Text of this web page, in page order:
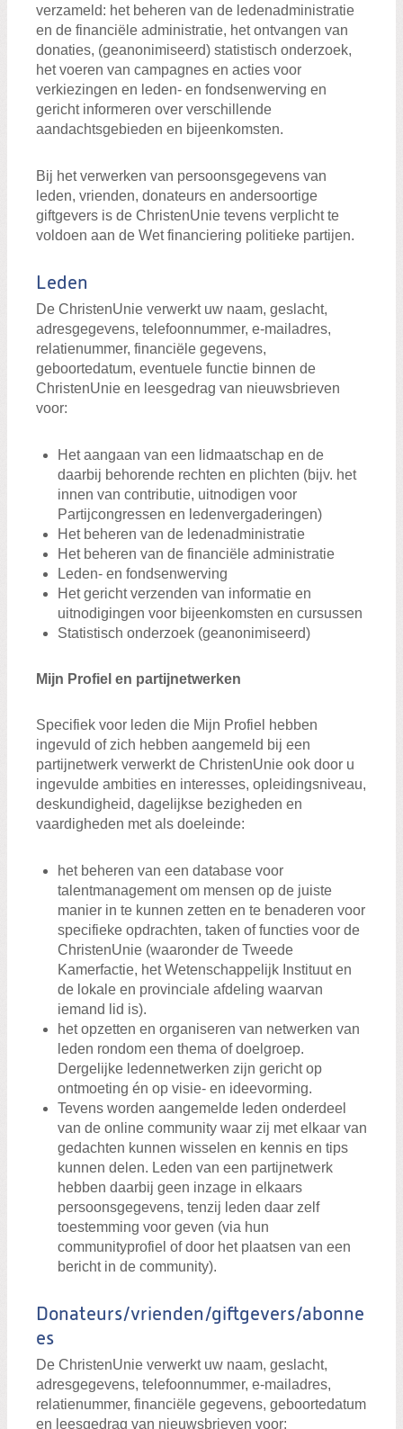
verzameld: het beheren van de ledenadministratie
en de financiële administratie, het ontvangen van
donaties, (geanonimiseerd) statistisch onderzoek,
het voeren van campagnes en acties voor
verkiezingen en leden- en fondsenwerving en
gericht informeren over verschillende
aandachtsgebieden en bijeenkomsten.
Bij het verwerken van persoonsgegevens van
leden, vrienden, donateurs en andersoortige
giftgevers is de ChristenUnie tevens verplicht te
voldoen aan de Wet financiering politieke partijen.
Leden
De ChristenUnie verwerkt uw naam, geslacht,
adresgegevens, telefoonnummer, e-mailadres,
relatienummer, financiële gegevens,
geboortedatum, eventuele functie binnen de
ChristenUnie en leesgedrag van nieuwsbrieven
voor:
Het aangaan van een lidmaatschap en de
daarbij behorende rechten en plichten (bijv. het
innen van contributie, uitnodigen voor
Partijcongressen en ledenvergaderingen)
Het beheren van de ledenadministratie
Het beheren van de financiële administratie
Leden- en fondsenwerving
Het gericht verzenden van informatie en
uitnodigingen voor bijeenkomsten en cursussen
Statistisch onderzoek (geanonimiseerd)
Mijn Profiel en partijnetwerken
Specifiek voor leden die Mijn Profiel hebben
ingevuld of zich hebben aangemeld bij een
partijnetwerk verwerkt de ChristenUnie ook door u
ingevulde ambities en interesses, opleidingsniveau,
deskundigheid, dagelijkse bezigheden en
vaardigheden met als doeleinde:
het beheren van een database voor
talentmanagement om mensen op de juiste
manier in te kunnen zetten en te benaderen voor
specifieke opdrachten, taken of functies voor de
ChristenUnie (waaronder de Tweede
Kamerfactie, het Wetenschappelijk Instituut en
de lokale en provinciale afdeling waarvan
iemand lid is).
het opzetten en organiseren van netwerken van
leden rondom een thema of doelgroep.
Dergelijke ledennetwerken zijn gericht op
ontmoeting én op visie- en ideevorming.
Tevens worden aangemelde leden onderdeel
van de online community waar zij met elkaar van
gedachten kunnen wisselen en kennis en tips
kunnen delen. Leden van een partijnetwerk
hebben daarbij geen inzage in elkaars
persoonsgegevens, tenzij leden daar zelf
toestemming voor geven (via hun
communityprofiel of door het plaatsen van een
bericht in de community).
Donateurs/vrienden/giftgevers/abonne
es
De ChristenUnie verwerkt uw naam, geslacht,
adresgegevens, telefoonnummer, e-mailadres,
relatienummer, financiële gegevens, geboortedatum
en leesgedrag van nieuwsbrieven voor: